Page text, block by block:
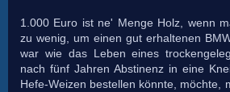
1.000 Euro ist ne' Menge Holz, wenn
zu wenig, um einen gut erhaltenen
war wie das Leben eines
nach fünf Jahren Abstinenz in eine
Hefe-Weizen bestellen könnte, möchte,